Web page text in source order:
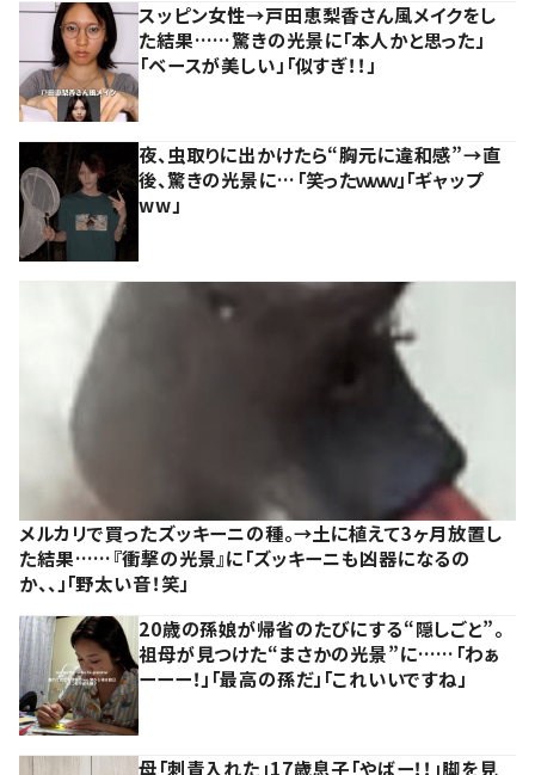
スッピン女性→戸田恵梨香さん風メイクをし
た結果……驚きの光景に「本人かと思った」
「ベースが美しい」「似すぎ！！」
夜、虫取りに出かけたら“胸元に違和感”→直
後、驚きの光景に…「笑ったｗｗｗ」「ギャップ
ww」
メルカリで買ったズッキーニの種。→土に植えて3ヶ月放置し
た結果……『衝撃の光景』に「ズッキーニも凶器になるの
か、、」「野太い音！笑」
20歳の孫娘が帰省のたびにする“隠しごと”。
祖母が見つけた“まさかの光景”に……「わぁ
ーーー！」「最高の孫だ」「これいいですね」
母「刺青入れた」17歳息子「やばー！！」脚を見